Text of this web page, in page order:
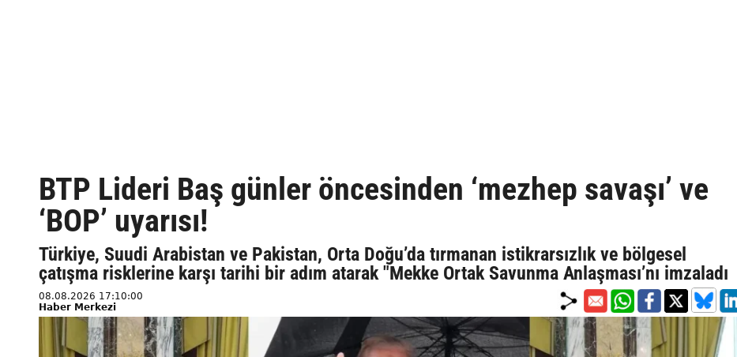
BTP Lideri Baş günler öncesinden ‘mezhep savaşı’ ve
‘BOP’ uyarısı!
Türkiye, Suudi Arabistan ve Pakistan, Orta Doğu’da tırmanan istikrarsızlık ve bölgesel
çatışma risklerine karşı tarihi bir adım atarak "Mekke Ortak Savunma Anlaşması’nı imzaladı
08.08.2026 17:10:00
Haber Merkezi